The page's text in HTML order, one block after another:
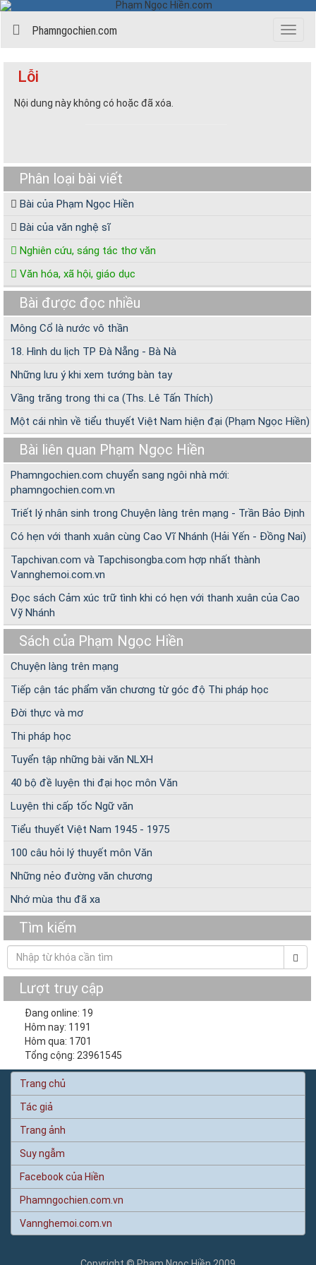
Menu
Phamngochien.com
Lỗi
Nội dung này không có hoặc đã xóa.
Phân loại bài viết
Bài của Phạm Ngọc Hiền
Bài của văn nghệ sĩ
Nghiên cứu, sáng tác thơ văn
Văn hóa, xã hội, giáo dục
Bài được đọc nhiều
Mông Cổ là nước vô thần
18. Hình du lịch TP Đà Nẵng - Bà Nà
Những lưu ý khi xem tướng bàn tay
Vầng trăng trong thi ca (Ths. Lê Tấn Thích)
Một cái nhìn về tiểu thuyết Việt Nam hiện đại (Phạm Ngọc Hiền)
Bài liên quan Phạm Ngọc Hiền
Phamngochien.com chuyển sang ngôi nhà mới:
phamngochien.com.vn
Triết lý nhân sinh trong Chuyện làng trên mạng - Trần Bảo Định
Có hẹn với thanh xuân cùng Cao Vĩ Nhánh (Hải Yến - Đồng Nai)
Tapchivan.com và Tapchisongba.com hợp nhất thành
Vannghemoi.com.vn
Đọc sách Cảm xúc trữ tình khi có hẹn với thanh xuân của Cao
Vỹ Nhánh
Sách của Phạm Ngọc Hiền
Chuyện làng trên mạng
Tiếp cận tác phẩm văn chương từ góc độ Thi pháp học
Đời thực và mơ
Thi pháp học
Tuyển tập những bài văn NLXH
40 bộ đề luyện thi đại học môn Văn
Luyện thi cấp tốc Ngữ văn
Tiểu thuyết Việt Nam 1945 - 1975
100 câu hỏi lý thuyết môn Văn
Những nẻo đường văn chương
Nhớ mùa thu đã xa
Tìm kiếm
Lượt truy cập
Đang online: 19
Hôm nay: 1191
Hôm qua: 1701
Tổng cộng: 23961545
Trang chủ
Tác giả
Trang ảnh
Suy ngẫm
Facebook của Hiền
Phamngochien.com.vn
Vannghemoi.com.vn